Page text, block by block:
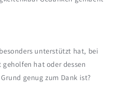
unterstützt hat, bei
hat oder dessen
genug zum Dank ist?